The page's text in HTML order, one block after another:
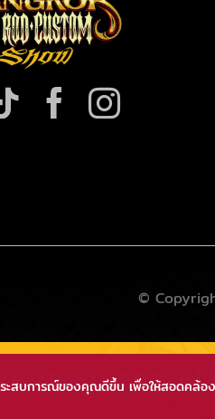
©
Hot Rod LINE
ระสบการณ์ของคุณดีขึ้น เพื่อให้สอดค